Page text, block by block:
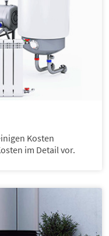
Kosten
im Detail vor.